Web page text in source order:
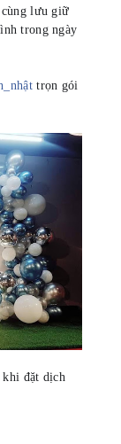
lưu giữ
trong ngày
trọn gói
đặt dịch